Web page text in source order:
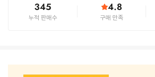
345
누적 판매수
4.8
구매 만족